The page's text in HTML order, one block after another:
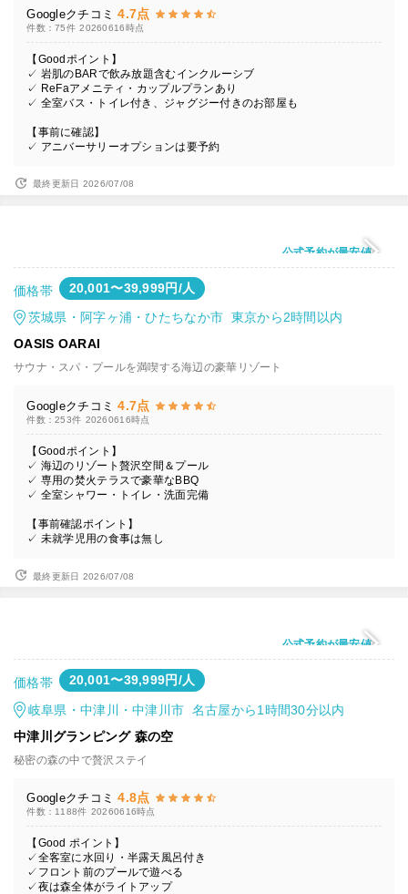
Googleクチコミ 4.7点
件数：75件 20260616時点
【Goodポイント】
✓ 岩肌のBARで飲み放題含むインクルーシブ
✓ ReFaアメニティ・カップルプランあり
✓ 全室バス・トイレ付き、ジャグジー付きのお部屋も
【事前に確認】
✓ アニバーサリーオプションは要予約
最終更新日 2026/07/08
公式予約が最安値
価格帯 20,001〜39,999円/人
茨城県・阿字ヶ浦・ひたちなか市 東京から2時間以内
OASIS OARAI
サウナ・スパ・プールを満喫する海辺の豪華リゾート
Googleクチコミ 4.7点
件数：253件 20260616時点
【Goodポイント】
✓ 海辺のリゾート贅沢空間＆プール
✓ 専用の焚火テラスで豪華なBBQ
✓ 全室シャワー・トイレ・洗面完備
【事前確認ポイント】
✓ 未就学児用の食事は無し
最終更新日 2026/07/08
公式予約が最安値
価格帯 20,001〜39,999円/人
岐阜県・中津川・中津川市 名古屋から1時間30分以内
中津川グランピング 森の空
秘密の森の中で贅沢ステイ
Googleクチコミ 4.8点
件数：1188件 20260616時点
【Good ポイント】
✓全客室に水回り・半露天風呂付き
✓フロント前のプールで遊べる
✓夜は森全体がライトアップ